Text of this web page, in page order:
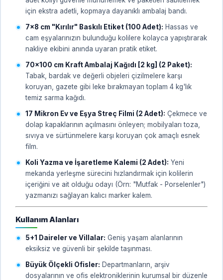
için ekstra adetli, kopmaya dayanıklı ambalaj bandı.
7x8 cm "Kırılır" Baskılı Etiket (100 Adet): Hassas ve
cam eşyalarınızın bulunduğu kolilere kolayca yapıştırarak
nakliye ekibini anında uyaran pratik etiket.
70x100 cm Kraft Ambalaj Kağıdı [2 kg] (2 Paket):
Tabak, bardak ve değerli objeleri çizilmelere karşı
koruyan, gazete gibi leke bırakmayan toplam 4 kg'lık
temiz sarma kağıdı.
17 Mikron Ev ve Eşya Streç Filmi (2 Adet): Çekmece ve
dolap kapaklarının açılmasını önleyen; mobilyaları toza,
sıvıya ve sürtünmelere karşı koruyan çok amaçlı esnek
film.
Koli Yazma ve İşaretleme Kalemi (2 Adet): Yeni
mekanda yerleşme sürecini hızlandırmak için kolilerin
içeriğini ve ait olduğu odayı (Örn: "Mutfak - Porselenler")
yazmanızı sağlayan kalıcı marker kalem.
Kullanım Alanları
5+1 Daireler ve Villalar: Geniş yaşam alanlarının
eksiksiz ve güvenli bir şekilde taşınması.
Büyük Ölçekli Ofisler: Departmanların, arşiv
dosyalarının ve ofis elektroniklerinin kurumsal bir düzenle